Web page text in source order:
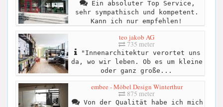
Ein absoluter Top Service,
sehr sympathisch und kompetent.
Kann ich nur empfehlen!
teo jakob AG
735 meter
"Innenarchitektur verortet uns
da, wo wir leben. Ob es um kleine
oder ganz große...
embee - Möbel Design Winterthur
875 meter
Von der Qualität habe ich mich